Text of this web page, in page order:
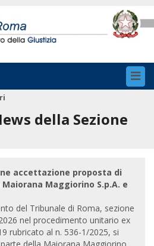
della Sezione
accettazione proposta di
Maggiorino S.p.A. e
del Tribunale di Roma, sezione
nel procedimento unitario ex
rubricato al n. 536-1/2025, si